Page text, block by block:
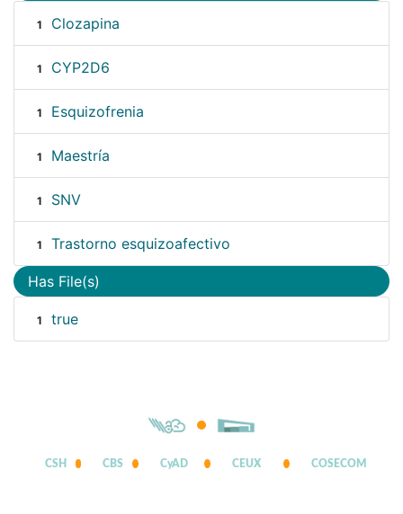
1 Clozapina
1 CYP2D6
1 Esquizofrenia
1 Maestría
1 SNV
1 Trastorno esquizoafectivo
Has File(s)
1 true
CSH CBS CyAD CEUX COSECOM